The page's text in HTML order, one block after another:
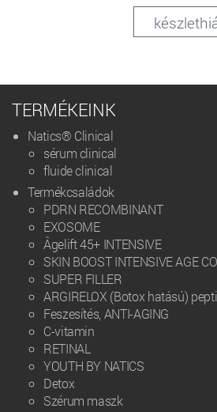
TERMÉKEINK
Natics® Clinical
sérum clinical
fluide clinical
Termékcsaládok
PDRN RECOMBINANT
EXOSOME
Âgelift 45+ INTENSIVE
SKIN BOOST INTENSIVE AGE
SUPER FILLER
ARGIRELOX (Botox hatású)
Feszesítés, ANTI-AGING
C-vitamin
RETINAL
YOUTH BY NATICS
Detox
Szérum maszk